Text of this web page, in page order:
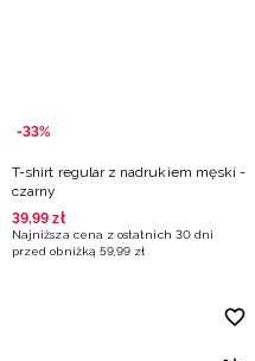
-33%
T-shirt regular z nadrukiem męski -
czarny
39,99 zł
Najniższa cena z ostatnich 30 dni
przed obniżką 59,99 zł